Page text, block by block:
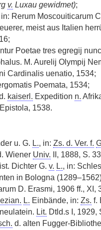
v. Luxau gewidmet);
Rerum Moscouiticarum
meist aus Italien
Poetae tres egregij
M. Aurelij Olympij
Cardinalis uenatio, 1534;
Poemata, 1534;
kaiserl. Expedition n.
1538.
u. G. L., in: Zs. d. Ver. f.
Wiener Univ. II, 1888, S.
Dichter G. v. L., in:
in Bologna
D. Erasmi, 1906 ff., XI,
L. Einbände, in: Zs. f.
Lit. Dtld.s I, 1929,
d. alten Fugger-